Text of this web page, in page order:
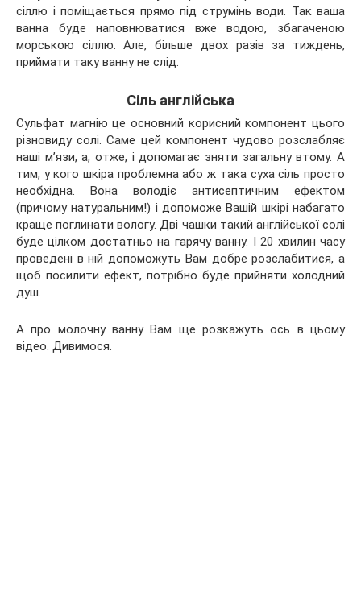
сіллю і поміщається прямо під струмінь води. Так ваша
ванна буде наповнюватися вже водою, збагаченою
морською сіллю. Але, більше двох разів за тиждень,
приймати таку ванну не слід.
Сіль англійська
Сульфат магнію це основний корисний компонент цього
різновиду солі. Саме цей компонент чудово розслабляє
наші м’язи, а, отже, і допомагає зняти загальну втому. А
тим, у кого шкіра проблемна або ж така суха сіль просто
необхідна. Вона володіє антисептичним ефектом
(причому натуральним!) і допоможе Вашій шкірі набагато
краще поглинати вологу. Дві чашки такий англійської солі
буде цілком достатньо на гарячу ванну. І 20 хвилин часу
проведені в ній допоможуть Вам добре розслабитися, а
щоб посилити ефект, потрібно буде прийняти холодний
душ.
А про молочну ванну Вам ще розкажуть ось в цьому
відео. Дивимося.